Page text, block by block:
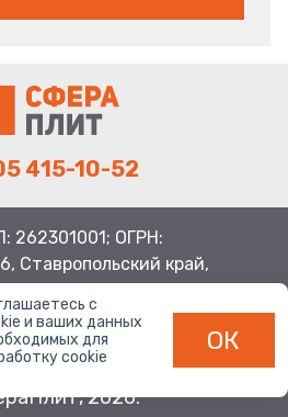
415-10-52
262301001; ОГРН:
Ставропольский край,
ул.Батайская 3
2026.
с
и ваших данных
для
cookie
ОК